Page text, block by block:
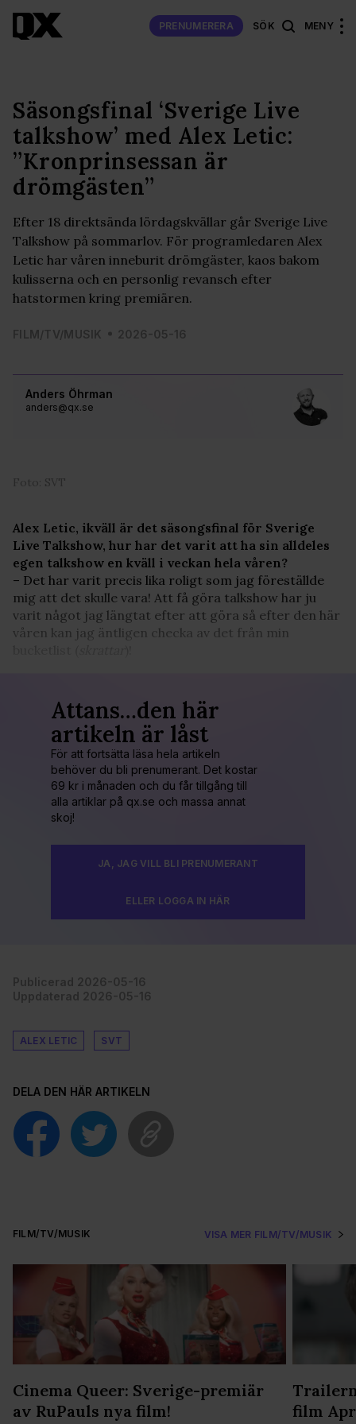
PRENUMERERA SÖK MENY
Anders Öhrman
anders@qx.se
Säsongsfinal ‘Sverige Live
talkshow’ med Alex Letic:
”Kronprinsessan är
drömgästen”
Efter 18 direktsända lördagskvällar går Sverige Live
Talkshow på sommarlov. För programledaren Alex
Letic har våren inneburit drömgäster, kaos bakom
kulisserna och en personlig revansch efter
hatstormen kring premiären.
FILM/TV/MUSIK 2026-05-16
Foto: SVT
Alex Letic, ikväll är det säsongsfinal för Sverige
Live Talkshow, hur har det varit att ha sin alldeles
egen talkshow en kväll i veckan hela våren?
– Det har varit precis lika roligt som jag föreställde
mig att det skulle vara! Att få göra talkshow har ju
varit något jag längtat efter att göra så efter den här
våren kan jag äntligen checka av det från min
Attans…den här
artikeln är låst
För att fortsätta läsa hela artikeln
behöver du bli prenumerant. Det kostar
69 kr i månaden och du får tillgång till
alla artiklar på qx.se och massa annat
skoj!
JA, JAG VILL BLI PRENUMERANT
ELLER LOGGA IN HÄR
Publicerad 2026-05-16
Uppdaterad 2026-05-16
ALEX LETIC SVT
DELA DEN HÄR ARTIKELN
FILM/TV/MUSIK VISA MER FILM/TV/MUSIK
Cinema Queer: Sverige-premiär
av RuPauls nya film!
film